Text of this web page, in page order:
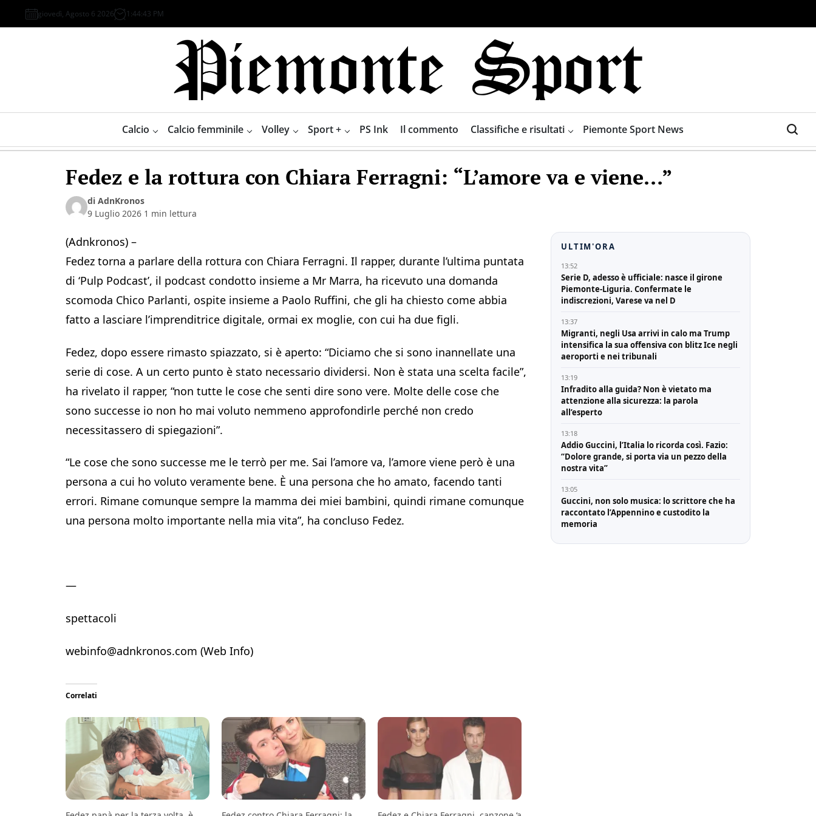
to
giovedì, Agosto 6 2026 1 :44:43 PM
Sport
Calcio Calcio femminile Volley Sport + PS Ink Il commento Classifiche e risultati Piemonte Sport News
Fedez e la rottura con Chiara Ferragni: “L’amore va e viene…”
di AdnKronos
9 Luglio 2026 1 min lettura
(Adnkronos) –
Fedez torna a parlare della rottura con Chiara Ferragni. Il rapper, durante l’ultima puntata
di ‘Pulp Podcast’, il podcast condotto insieme a Mr Marra, ha ricevuto una domanda
scomoda Chico Parlanti, ospite insieme a Paolo Ruffini, che gli ha chiesto come abbia
fatto a lasciare l’imprenditrice digitale, ormai ex moglie, con cui ha due figli.
Fedez, dopo essere rimasto spiazzato, si è aperto: “Diciamo che si sono inannellate una
serie di cose. A un certo punto è stato necessario dividersi. Non è stata una scelta facile”,
ha rivelato il rapper, “non tutte le cose che senti dire sono vere. Molte delle cose che
sono successe io non ho mai voluto nemmeno approfondirle perché non credo
necessitassero di spiegazioni”.
“Le cose che sono successe me le terrò per me. Sai l’amore va, l’amore viene però è una
persona a cui ho voluto veramente bene. È una persona che ho amato, facendo tanti
errori. Rimane comunque sempre la mamma dei miei bambini, quindi rimane comunque
una persona molto importante nella mia vita”, ha concluso Fedez.
—
spettacoli
webinfo@adnkronos.com (Web Info)
Correlati
ULTIM'ORA
13:52
Serie D, adesso è ufficiale: nasce il girone
Piemonte-Liguria. Confermate le
indiscrezioni, Varese va nel D
13:37
Migranti, negli Usa arrivi in calo ma Trump
intensifica la sua offensiva con blitz Ice negli
aeroporti e nei tribunali
13:19
Infradito alla guida? Non è vietato ma
attenzione alla sicurezza: la parola
all’esperto
13:18
Addio Guccini, l’Italia lo ricorda così. Fazio:
“Dolore grande, si porta via un pezzo della
nostra vita”
13:05
Guccini, non solo musica: lo scrittore che ha
raccontato l’Appennino e custodito la
memoria